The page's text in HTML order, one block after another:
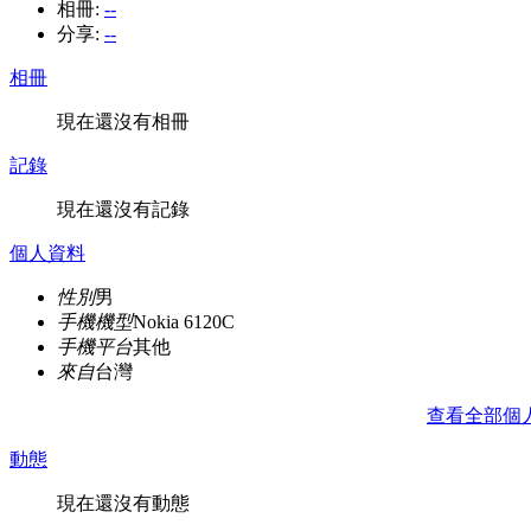
相冊: --
分享: --
相冊
現在還沒有相冊
記錄
現在還沒有記錄
個人資料
性別男
手機機型Nokia 6120C
手機平台其他
來自台灣
查看全部個
動態
現在還沒有動態